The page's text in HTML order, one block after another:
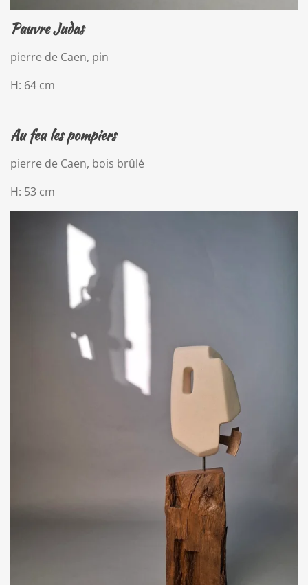
Pauvre Judas
pierre de Caen, pin
H: 64 cm
Au feu les pompiers
pierre de Caen, bois brûlé
H: 53 cm